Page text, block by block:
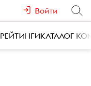
Войти
РЕЙТИНГИКАТАЛОГ